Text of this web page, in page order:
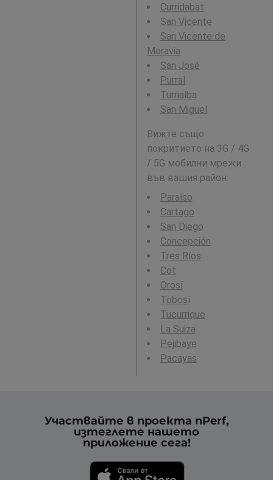
Curridabat
San Vicente
San Vicente de
Moravia
San José
Purral
Turrialba
San Miguel
Вижте също
покритието на 3G / 4G
/ 5G мобилни мрежи
във вашия район:
Paraíso
Cartago
San Diego
Concepción
Tres Ríos
Cot
Orosí
Tobosí
Tucurrique
La Suiza
Pejibaye
Pacayas
Участвайте в проекта nPerf,
изтеглете нашето
приложение сега!